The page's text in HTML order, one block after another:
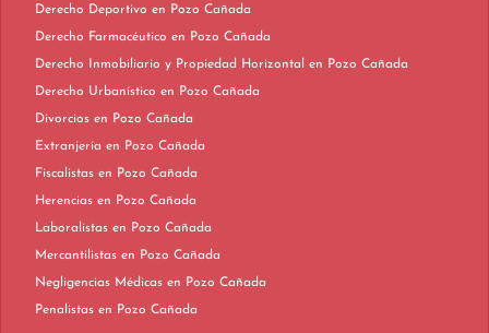
Derecho Deportivo en Pozo Cañada
Derecho Farmacéutico en Pozo Cañada
Derecho Inmobiliario y Propiedad Horizontal en Pozo Cañada
Derecho Urbanístico en Pozo Cañada
Divorcios en Pozo Cañada
Extranjería en Pozo Cañada
Fiscalistas en Pozo Cañada
Herencias en Pozo Cañada
Laboralistas en Pozo Cañada
Mercantilistas en Pozo Cañada
Negligencias Médicas en Pozo Cañada
Penalistas en Pozo Cañada